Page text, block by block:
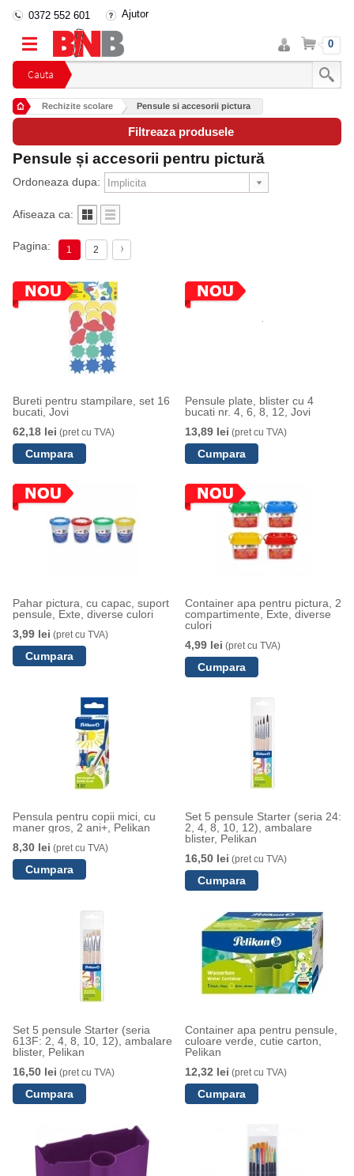
Cauta
0372 552 601 Ajutor
Intra
in
cont
Cos 0
Rechizite scolare Pensule si accesorii pictura
Filtreaza produsele
Pensule și accesorii pentru pictură
Ordoneaza dupa:
Afiseaza ca:
Pagina: 1 2
Bureti pentru stampilare, set 16
bucati, Jovi
62,18 lei (pret cu TVA)
Pensule plate, blister cu 4
bucati nr. 4, 6, 8, 12, Jovi
13,89 lei (pret cu TVA)
Pahar pictura, cu capac, suport
pensule, Exte, diverse culori
3,99 lei (pret cu TVA)
Container apa pentru pictura, 2
compartimente, Exte, diverse
culori
4,99 lei (pret cu TVA)
Pensula pentru copii mici, cu
maner gros, 2 ani+, Pelikan
8,30 lei (pret cu TVA)
Set 5 pensule Starter (seria 24:
2, 4, 8, 10, 12), ambalare
blister, Pelikan
16,50 lei (pret cu TVA)
Set 5 pensule Starter (seria
613F: 2, 4, 8, 10, 12), ambalare
blister, Pelikan
16,50 lei (pret cu TVA)
Container apa pentru pensule,
culoare verde, cutie carton,
Pelikan
12,32 lei (pret cu TVA)